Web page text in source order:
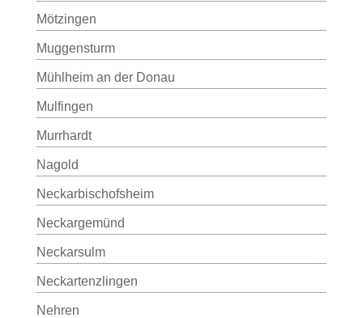
Mötzingen
Muggensturm
Mühlheim an der Donau
Mulfingen
Murrhardt
Nagold
Neckarbischofsheim
Neckargemünd
Neckarsulm
Neckartenzlingen
Nehren